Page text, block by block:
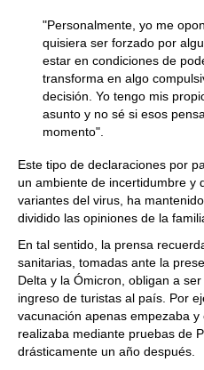
"Personalmente, yo me
quisiera ser forzado por
estar en condiciones de
transforma en algo
decisión. Yo tengo mis
asunto y no sé si esos
momento".
Este tipo de declaraciones por
un ambiente de incertidumbre y
variantes del virus, ha
dividido las opiniones de la
En tal sentido, la prensa
sanitarias, tomadas ante la
Delta y la Ómicron, obligan a
ingreso de turistas al país. Por
vacunación apenas empezaba
realizaba mediante pruebas de
drásticamente un año después.